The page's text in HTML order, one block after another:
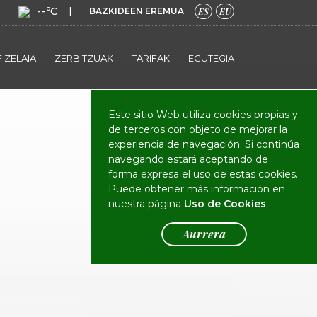
--ºC BAZKIDEEN EREMUA ES EU
ZELAIA ZERBITZUAK TARIFAK EGUTEGIA
Este sitio Web utiliza cookies propias y
de terceros con objeto de mejorar la
experiencia de navegación. Si continúa
navegando estará aceptando de
forma expresa el uso de estas cookies.
Puede obtener más información en
nuestra página Uso de Cookies
Aurrera
Avisos